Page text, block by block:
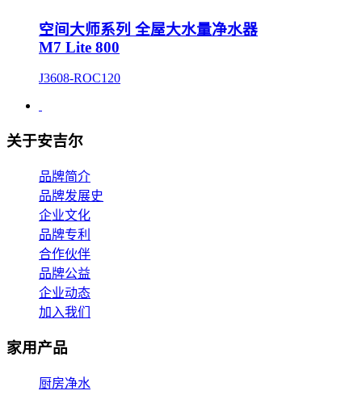
空间大师系列 全屋大水量净水器
M7 Lite 800
J3608-ROC120
关于安吉尔
品牌简介
品牌发展史
企业文化
品牌专利
合作伙伴
品牌公益
企业动态
加入我们
家用产品
厨房净水